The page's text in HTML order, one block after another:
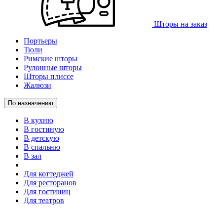
Шторы на заказ
Портьеры
Тюли
Римские шторы
Рулонные шторы
Шторы плиссе
Жалюзи
По назначению
В кухню
В гостиную
В детскую
В спальню
В зал
Для коттеджей
Для ресторанов
Для гостиниц
Для театров